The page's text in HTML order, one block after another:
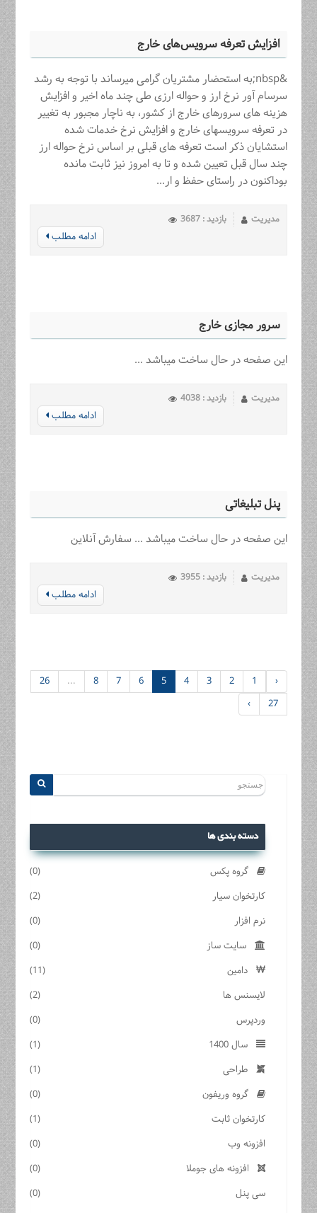
افزایش تعرفه سرویس‌های خارج
&nbsp;به استحضار مشتریان گرامی میرساند با توجه به رشد
سرسام آور نرخ ارز و حواله ارزی طی چند ماه اخیر و افزایش
هزینه های سرورهای خارج از کشور، به ناچار مجبور به تغییر
در تعرفه سرویسهای خارج و افزایش نرخ خدمات شده
استشایان ذکر است تعرفه های قبلی بر اساس نرخ حواله ارز
چند سال قبل تعیین شده و تا به امروز نیز ثابت مانده
بوداکنون در راستای حفظ و ار...
مدیریت بازدید : 3687
ادامه مطلب
سرور مجازی خارج
این صفحه در حال ساخت میباشد ...
مدیریت بازدید : 4038
ادامه مطلب
پنل تبلیغاتی
این صفحه در حال ساخت میباشد ... سفارش آنلاین
مدیریت بازدید : 3955
ادامه مطلب
‹
1
2
3
4
5
6
7
8
...
26
27
›
دسته بندی ها
گروه پکس
(0)
کارتخوان سیار
(2)
نرم افزار
(0)
سایت ساز
(0)
دامین
(11)
لایسنس ها
(2)
وردپرس
(0)
سال 1400
(1)
طراحی
(1)
گروه وریفون
(0)
کارتخوان ثابت
(1)
افزونه وب
(0)
افزونه های جوملا
(0)
سی پنل
(0)